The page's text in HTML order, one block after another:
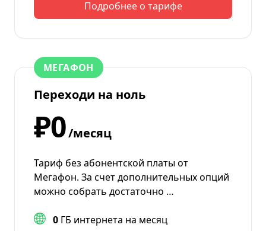
Подробнее о тарифе
МЕГАФОН
Переходи на ноль
₽0/месяц
Тариф без абонентской платы от
Мегафон. За счет дополнительных опций
можно собрать достаточно …
0 ГБ интернета на месяц